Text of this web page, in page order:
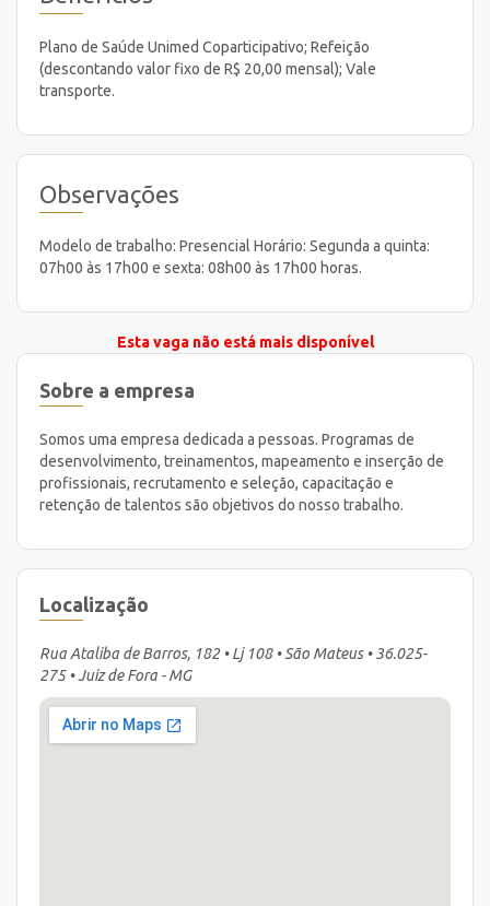
Plano de Saúde Unimed Coparticipativo; Refeição
(descontando valor fixo de R$ 20,00 mensal); Vale
transporte.
Observações
Modelo de trabalho: Presencial Horário: Segunda a quinta:
07h00 às 17h00 e sexta: 08h00 às 17h00 horas.
Esta vaga não está mais disponível
Sobre a empresa
Somos uma empresa dedicada a pessoas. Programas de
desenvolvimento, treinamentos, mapeamento e inserção de
profissionais, recrutamento e seleção, capacitação e
retenção de talentos são objetivos do nosso trabalho.
Localização
Rua Ataliba de Barros, 182 • Lj 108 • São Mateus • 36.025-
275 • Juiz de Fora - MG